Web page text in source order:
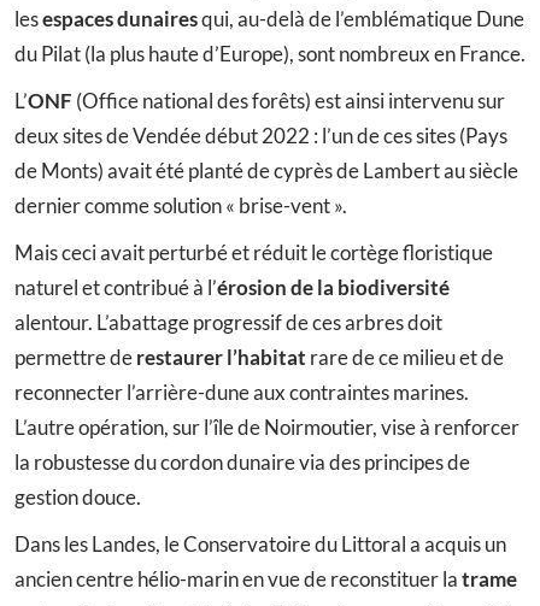
lesespaces dunairesqui, au-delà de l’emblématique Dune
du Pilat (la plus haute d’Europe), sont nombreux en France.
L’ONF (Office national des forêts) est ainsi intervenu sur
deux sites de Vendée début 2022 : l’un de ces sites (Pays
de Monts) avait été planté de cyprès de Lambert au siècle
dernier comme solution « brise-vent ».
Mais ceci avait perturbé et réduit le cortège floristique
naturel et contribué à l’érosion de la biodiversité
alentour. L’abattage progressif de ces arbres doit
permettre derestaurer l’habitat rare de ce milieu et de
reconnecter l’arrière-dune aux contraintes marines.
L’autre opération, sur l’île de Noirmoutier, vise à renforcer
la robustesse du cordon dunaire via des principes de
gestion douce.
Dans les Landes, le Conservatoire du Littoral a acquis un
ancien centre hélio-marin en vue de reconstituer latrame